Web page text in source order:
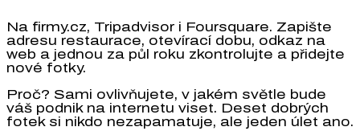
Na firmy.cz, Tripadvisor i Foursquare. Zapište
adresu restaurace, otevírací dobu, odkaz na
web a jednou za půl roku zkontrolujte a přidejte
nové fotky.
Proč? Sami ovlivňujete, v jakém světle bude
váš podnik na internetu viset. Deset dobrých
fotek si nikdo nezapamatuje, ale jeden úlet ano.